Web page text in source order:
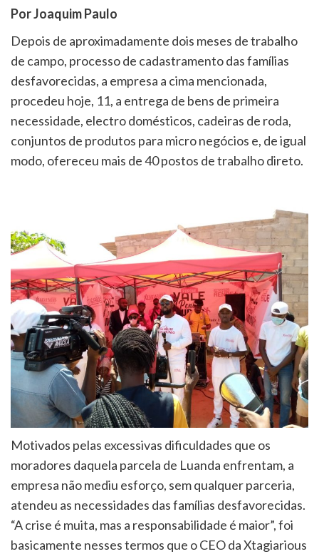
Por Joaquim Paulo
Depois de aproximadamente dois meses de trabalho
de campo, processo de cadastramento das famílias
desfavorecidas, a empresa a cima mencionada,
procedeu hoje, 11, a entrega de bens de primeira
necessidade, electro domésticos, cadeiras de roda,
conjuntos de produtos para micro negócios e, de igual
modo, ofereceu mais de 40 postos de trabalho direto.
Motivados pelas excessivas dificuldades que os
moradores daquela parcela de Luanda enfrentam, a
empresa não mediu esforço, sem qualquer parceria,
atendeu as necessidades das famílias desfavorecidas.
“A crise é muita, mas a responsabilidade é maior”, foi
basicamente nesses termos que o CEO da Xtagiarious